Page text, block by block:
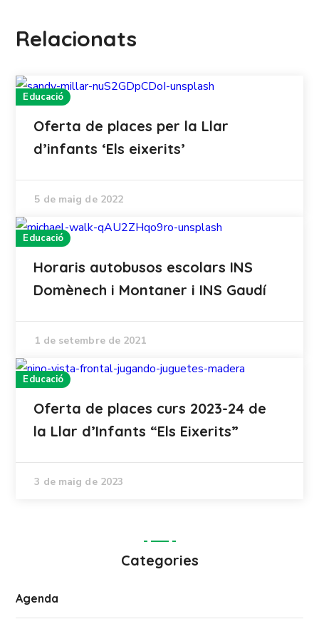
Relacionats
Educació
Oferta de places per la Llar
d’infants ‘Els eixerits’
5 de maig de 2022
Educació
Horaris autobusos escolars INS
Domènech i Montaner i INS Gaudí
1 de setembre de 2021
Educació
Oferta de places curs 2023-24 de
la Llar d’Infants “Els Eixerits”
3 de maig de 2023
Categories
Agenda